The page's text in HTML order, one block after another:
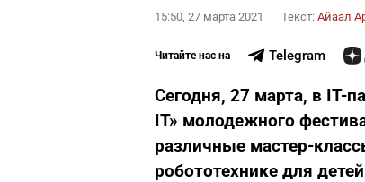
15:50, 27 марта 2021 Текст: Айаал
Читайте нас на Telegram
Сегодня, 27 марта, в IT-
IT» молодежного
различные мастер-
робототехнике для